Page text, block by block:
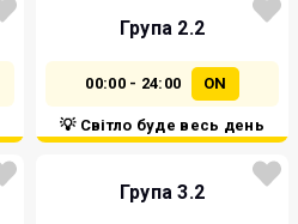
Група 2.2
00:00 - 24:00 ON
💡 Світло буде весь день
Група 3.2